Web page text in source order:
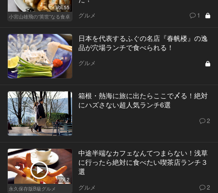
Vol.55
小宮山雄飛の“英世”なる食卓
グルメ 1
日本を代表するふぐの名店『春帆楼』の逸
品が穴場ランチで食べられる！
グルメ
箱根・熱海に旅に出たらここで〆る！絶対
にハズさない超人気ランチ6選
2
Vol.2
永久保存版B級グルメ
中途半端なカフェなんてつまらない！浅草
に行ったら絶対に食べたい喫茶店ランチ３
選
グルメ 2